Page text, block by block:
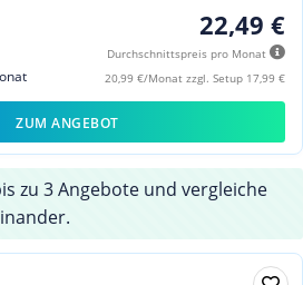
22,49 €
Durchschnittspreis pro Monat
20,99 €/Monat zzgl. Setup 17,99 €
ZUM ANGEBOT
zu 3 Angebote und vergleiche